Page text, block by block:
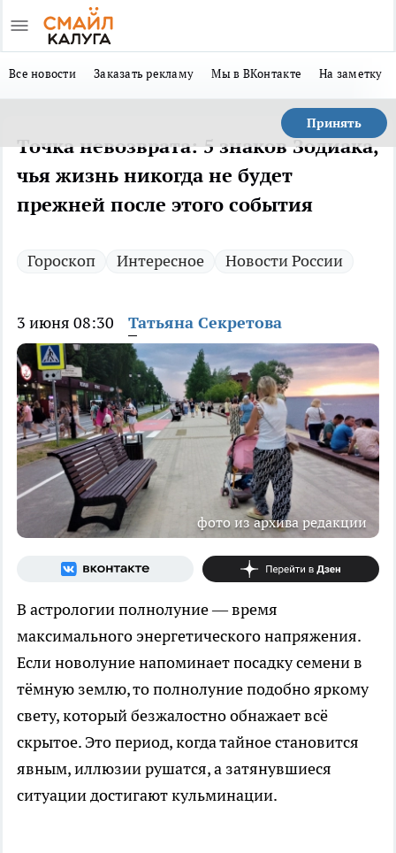
Все новости Заказать рекламу Мы в ВКонтакте На заметку
Принять
Точка невозврата: 5 знаков Зодиака,
чья жизнь никогда не будет
прежней после этого события
Гороскоп Интересное Новости России
3 июня 08:30 Татьяна Секретова
фото из архива редакции
В астрологии полнолуние — время
максимального энергетического напряжения.
Если новолуние напоминает посадку семени в
тёмную землю, то полнолуние подобно яркому
свету, который безжалостно обнажает всё
скрытое. Это период, когда тайное становится
явным, иллюзии рушатся, а затянувшиеся
ситуации достигают кульминации.